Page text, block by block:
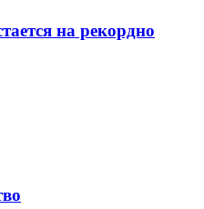
на рекордно